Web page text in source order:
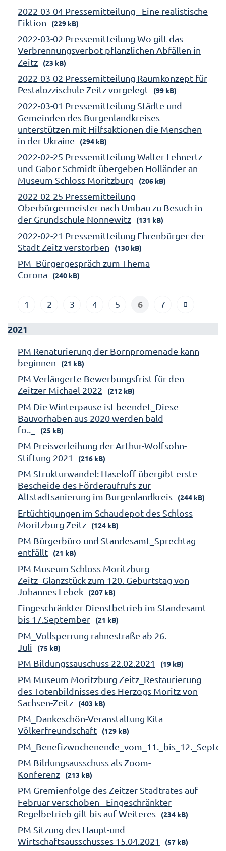
2022-03-04 Pressemitteilung - Eine realistische
Fiktion
(229 kB)
2022-03-02 Pressemitteilung Wo gilt das
Verbrennungsverbot pflanzlichen Abfällen in
Zeitz
(23 kB)
2022-03-02 Pressemitteilung Raumkonzept für
Pestalozzischule Zeitz vorgelegt
(99 kB)
2022-03-01 Pressemitteilung Städte und
Gemeinden des Burgenlandkreises
unterstützen mit Hilfsaktionen die Menschen
in der Ukraine
(294 kB)
2022-02-25 Pressemitteilung Walter Lehnertz
und Gabor Schmidt übergeben Holländer an
Museum Schloss Moritzburg
(206 kB)
2022-02-25 Pressemitteilung
Oberbürgermeister nach Umbau zu Besuch in
der Grundschule Nonnewitz
(131 kB)
2022-02-21 Pressemitteilung Ehrenbürger der
Stadt Zeitz verstorben
(130 kB)
PM_Bürgergespräch zum Thema
Corona
(240 kB)
1 2 3 4 5 6 7
2021
PM Renaturierung der Bornpromenade kann
beginnen
(21 kB)
PM Verlängerte Bewerbungsfrist für den
Zeitzer Michael 2022
(212 kB)
PM Die Winterpause ist beendet_Diese
Bauvorhaben aus 2020 werden bald
fo.._
(25 kB)
PM Preisverleihung der Arthur-Wolfsohn-
Stiftung 2021
(216 kB)
PM Strukturwandel: Haseloff übergibt erste
Bescheide des Förderaufrufs zur
Altstadtsanierung im Burgenlandkreis
(244 kB)
Ertüchtigungen im Schaudepot des Schloss
Moritzburg Zeitz
(124 kB)
PM Bürgerbüro und Standesamt_Sprechtag
entfällt
(21 kB)
PM Museum Schloss Moritzburg
Zeitz_Glanzstück zum 120. Geburtstag von
Johannes Lebek
(207 kB)
Eingeschränkter Dienstbetrieb im Standesamt
bis 17.September
(21 kB)
PM_Vollsperrung rahnestraße ab 26.
Juli
(75 kB)
PM Bildungssauschuss 22.02.2021 (19 kB)
PM Museum Moritzburg Zeitz_Restaurierung
des Totenbildnisses des Herzogs Moritz von
Sachsen-Zeitz
(403 kB)
PM_Dankeschön-Veranstaltung Kita
Völkerfreundschaft
(129 kB)
PM Bildungsausschuss als Zoom-
Konferenz
(213 kB)
PM Gremienfolge des Zeitzer Stadtrates auf
Februar verschoben - Eingeschränkter
Regelbetrieb gilt bis auf Weiteres
(234 kB)
PM Sitzung des Haupt-und
Wirtschaftsausschusses 15.04.2021
(57 kB)